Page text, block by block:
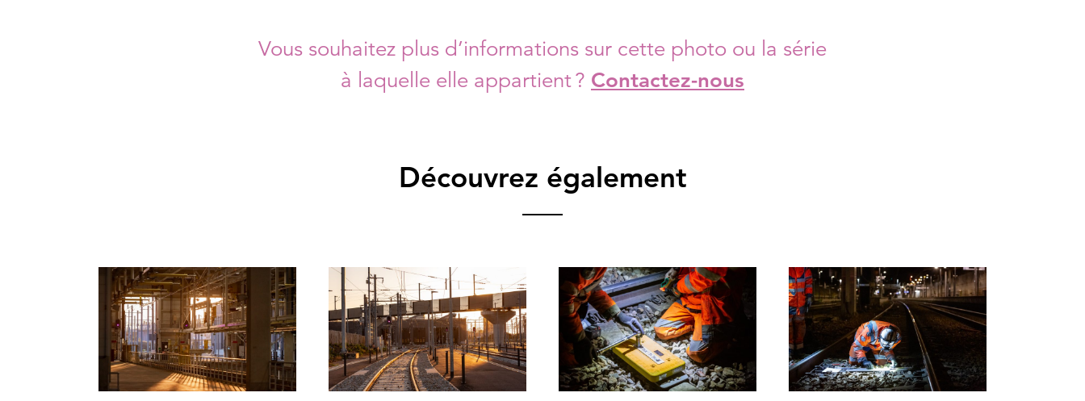
Vous souhaitez plus d’informations sur cette photo ou la série
à laquelle elle appartient ? Contactez-nous
Découvrez également